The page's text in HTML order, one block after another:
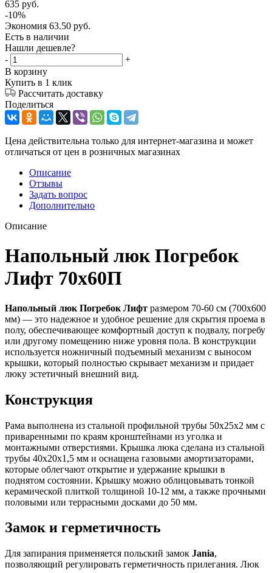
635 руб.
-10%
Экономия 63.50 руб.
Есть в наличии
Нашли дешевле?
-
+
В корзину
Купить в 1 клик
Рассчитать доставку
Поделиться
Цена действительна только для интернет-магазина и может
отличаться от цен в розничных магазинах
Описание
Отзывы
Задать вопрос
Дополнительно
Описание
Напольный люк Погребок
Лифт 70х60П
Напольный люк Погребок Лифт размером 70-60 см (700х600
мм) — это надежное и удобное решение для скрытия проема в
полу, обеспечивающее комфортный доступ к подвалу, погребу
или другому помещению ниже уровня пола. В конструкции
используется ножничный подъемный механизм с выносом
крышки, который полностью скрывает механизм и придает
люку эстетичный внешний вид.
Конструкция
Рама выполнена из стальной профильной трубы 50х25х2 мм с
приваренными по краям кронштейнами из уголка и
монтажными отверстиями. Крышка люка сделана из стальной
трубы 40х20х1,5 мм и оснащена газовыми амортизаторами,
которые облегчают открытие и удержание крышки в
поднятом состоянии. Крышку можно облицовывать тонкой
керамической плиткой толщиной 10-12 мм, а также прочными
половыми или террасными досками до 50 мм.
Замок и герметичность
Для запирания применяется польский замок Jania,
позволяющий регулировать герметичность прилегания. Люк